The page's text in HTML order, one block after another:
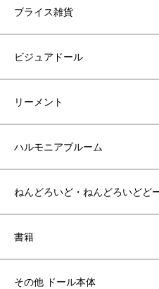
ブライス雑貨
ビジュアドール
リーメント
ハルモニアブルーム
ねんどろいど・ねんどろいどど
書籍
その他 ドール本体